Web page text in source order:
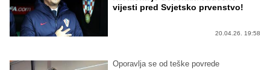
vijesti pred Svjetsko prvenstvo!
20.04.26. 19:58
Oporavlja se od teške povrede